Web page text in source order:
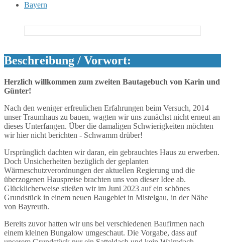
Bayern
Beschreibung / Vorwort:
Herzlich willkommen zum zweiten Bautagebuch von Karin und
Günter!
Nach den weniger erfreulichen Erfahrungen beim Versuch, 2014
unser Traumhaus zu bauen, wagten wir uns zunächst nicht erneut an
dieses Unterfangen. Über die damaligen Schwierigkeiten möchten
wir hier nicht berichten - Schwamm drüber!
Ursprünglich dachten wir daran, ein gebrauchtes Haus zu erwerben.
Doch Unsicherheiten bezüglich der geplanten
Wärmeschutzverordnungen der aktuellen Regierung und die
überzogenen Hauspreise brachten uns von dieser Idee ab.
Glücklicherweise stießen wir im Juni 2023 auf ein schönes
Grundstück in einem neuen Baugebiet in Mistelgau, in der Nähe
von Bayreuth.
Bereits zuvor hatten wir uns bei verschiedenen Baufirmen nach
einem kleinen Bungalow umgeschaut. Die Vorgabe, dass auf